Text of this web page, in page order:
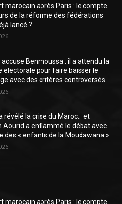
marocain après Paris : le compte
de la réforme des fédérations
lancé ?
accuse Benmoussa : il a attendu la
électorale pour faire baisser le
avec des critères controversés.
révélé la crise du Maroc… et
Aourid a enflammé le débat avec
des « enfants de la Moudawana »
marocain après Paris : le compte